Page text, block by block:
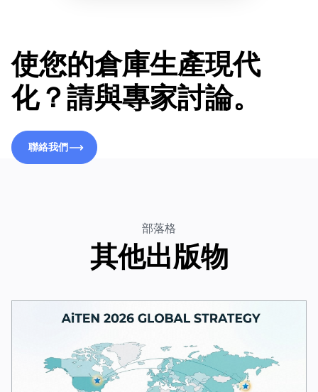
使您的倉庫生產現代
化？請與專家討論。
聯絡我們
部落格
其他出版物